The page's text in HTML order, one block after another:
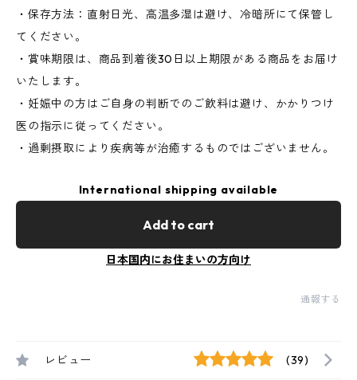
・保存方法：直射日光、高温多湿は避け、冷暗所にて保管し
てください。
・賞味期限は、商品到着後30日以上期限がある商品をお届け
いたします。
・妊娠中の方はご自身の判断でのご飲料は避け、かかりつけ
医の指示に従ってください。
・過剰摂取により疾病等が治癒するものではございません。
International shipping available
Add to cart
日本国内にお住まいの方向け
通報する
レビュー (39)